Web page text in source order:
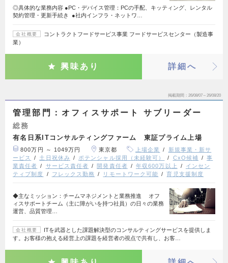
◎具体的な業務内容 ●PC・デバイス管理：PCの手配、キッティング、レンタル
契約管理・更新手続き ●社内インフラ・ネットワ…
会社概要
コントラクトフードサービス事業 フードサービスセンター（製造事
業）
興味あり 詳細へ
掲載期間 26/08/07～26/08/20
管理部門：オフィスサポート サブリーダー
総務
有名日系ITコンサルティングファーム 東証プライム上場
800万円 ～ 1049万円 東京都 上場企業
新規事業・新サ
ービス
土日祝休み ポテンシャル採用（未経験可） CxO候補
事
業責任者
サービス責任者 開発責任者 年収600万以上
インセン
ティブ制度
フレックス勤務 リモートワーク可能 育児支援制度
◆主なミッション：チームマネジメントと業務推進 オフ
ィスサポートチーム（主に障がいを持つ社員）の日々の業務
運営、品質管理…
会社概要
ITを武器とした課題解決型のコンサルティングサービスを提供しま
す。お客様の抱える経営上の課題を経営者の視点で共有し、お客…